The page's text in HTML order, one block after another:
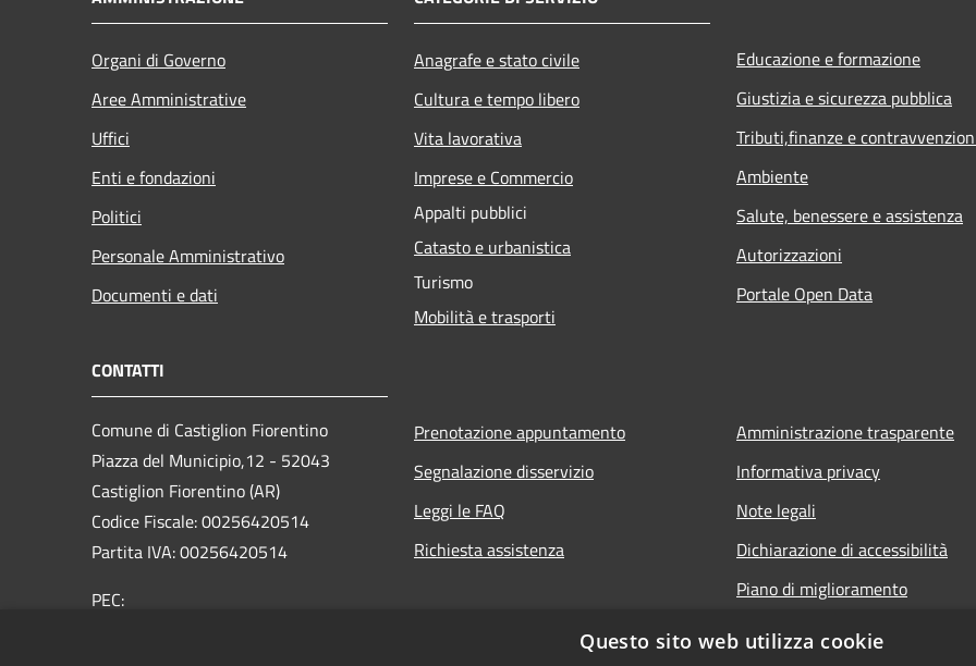
Organi di Governo
Aree Amministrative
Uffici
Enti e fondazioni
Politici
Personale Amministrativo
Documenti e dati
Anagrafe e stato civile
Cultura e tempo libero
Vita lavorativa
Imprese e Commercio
Appalti pubblici
Catasto e urbanistica
Turismo
Mobilità e trasporti
Educazione e formazione
Giustizia e sicurezza pubblica
Tributi,finanze e
Ambiente
Salute, benessere e assistenza
Autorizzazioni
Portale Open Data
CONTATTI
Comune di Castiglion Fiorentino
Piazza del Municipio,12 - 52043
Castiglion Fiorentino (AR)
Codice Fiscale: 00256420514
Partita IVA: 00256420514
PEC:
Prenotazione appuntamento
Segnalazione disservizio
Leggi le FAQ
Richiesta assistenza
Amministrazione trasparente
Informativa privacy
Note legali
Dichiarazione di accessibilità
Piano di miglioramento
Questo sito web utilizza cookie